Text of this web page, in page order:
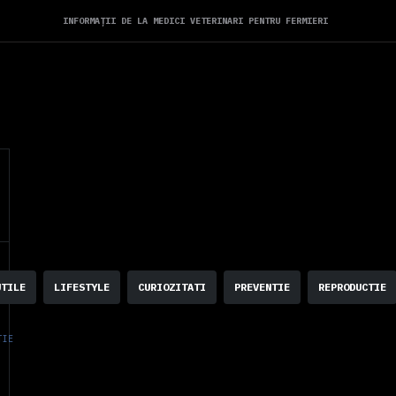
INFORMAȚII DE LA MEDICI VETERINARI PENTRU FERMIERI
LIFESTYLE CURIOZITATI PREVENTIE REPRODUCTIE